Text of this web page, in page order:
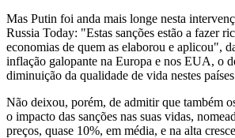
Mas Putin foi anda mais longe nesta
Russia Today: "Estas sanções estão a fazer
economias de quem as elaborou e aplicou",
inflação galopante na Europa e nos EUA, o
diminuição da qualidade de vida nestes
Não deixou, porém, de admitir que também
o impacto das sanções nas suas vidas,
preços, quase 10%, em média, e na alta